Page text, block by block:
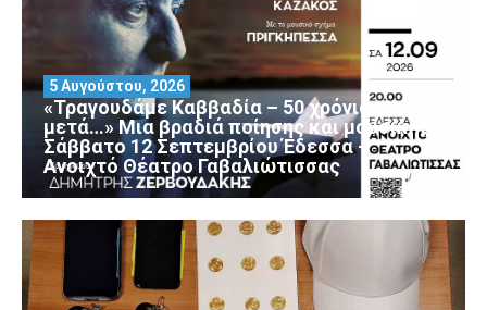
«Τραγουδάμε Καββαδία – 50 χρόνια
μετά…» Μια βραδιά ποίησης και μουσικής
Σάββατο 12 Σεπτεμβρίου Έδεσσα –
Ανοιχτό Θέατρο Γαβαλιώτισσας
5 Αυγούστου, 2026